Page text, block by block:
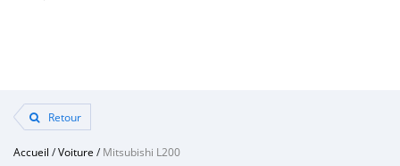
Retour
Accueil /Voiture /Mitsubishi L200